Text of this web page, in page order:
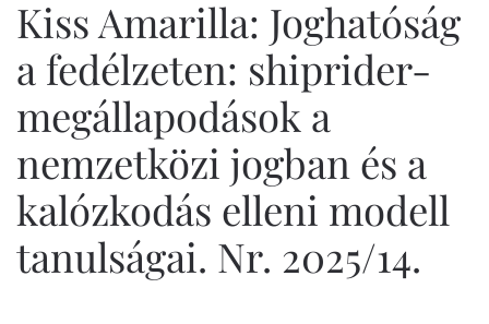
Kiss Amarilla: Joghatóság
a fedélzeten: shiprider-
megállapodások a
nemzetközi jogban és a
kalózkodás elleni modell
tanulságai. Nr. 2025/14.